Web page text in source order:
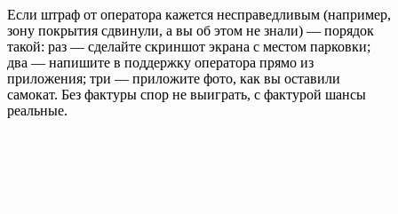
Если штраф от оператора кажется несправедливым (например,
зону покрытия сдвинули, а вы об этом не знали) — порядок
такой: раз — сделайте скриншот экрана с местом парковки;
два — напишите в поддержку оператора прямо из
приложения; три — приложите фото, как вы оставили
самокат. Без фактуры спор не выиграть, с фактурой шансы
реальные.